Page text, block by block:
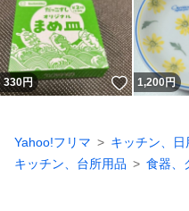
330円 いいね！
1,200円
Yahoo!フリマ
キッチン、
キッチン、台所用品
食器、